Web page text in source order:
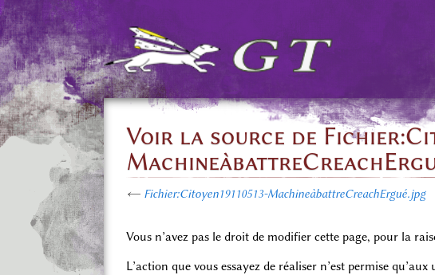
Voir la source de
← Fichier:Citoyen19110513-MachineàbattreCreachErgué.jpg
Vous n’avez pas le droit de modifier cette page, pour la
L’action que vous essayez de réaliser n’est permise